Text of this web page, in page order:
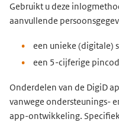
Gebruikt u deze
aanvullende
een unieke (digitale)
een 5-cijferige
Onderdelen van de DigiD
vanwege ondersteunings-
app-ontwikkeling.